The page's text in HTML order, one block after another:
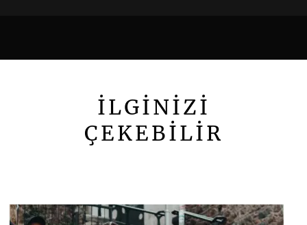
İLGİNİZİ
ÇEKEBİLİR